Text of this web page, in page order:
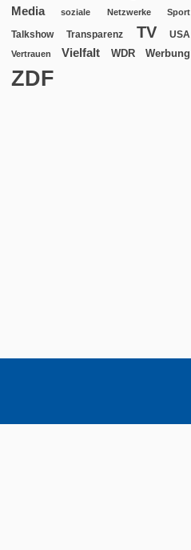
Media
soziale Netzwerke Sport
Talkshow Transparenz TV USA
Vertrauen Vielfalt WDR Werbung
ZDF